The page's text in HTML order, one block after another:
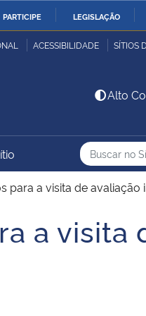
PARTICIPE LEGISLAÇÃO
da Economia
da Mulher, da
e dos Direitos
ACESSIBILIDADE SÍTIOS
Alto
Busca
Busca:
para a visita de avaliação
a visita